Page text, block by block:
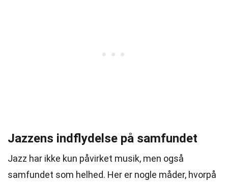
Jazzens indflydelse på samfundet
Jazz har ikke kun påvirket musik, men også
samfundet som helhed. Her er nogle måder, hvorpå